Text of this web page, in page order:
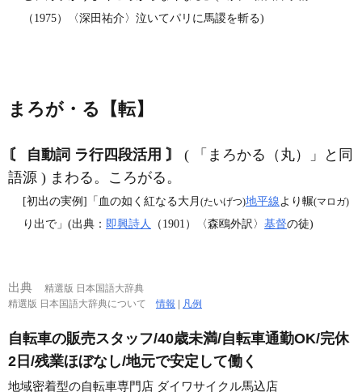
（1975）〈深田祐介〉泣いてパリに馬謖を斬る)
まろが・る【転】
〘 自動詞 ラ行四段活用 〙
( 「まろかる（丸）」と同
語源 ) まわる。ころがる。
[初出の実例]「血の如く紅なる大月 (たいげつ)地平線より輾(マロガ)
り出で」(出典： 即興詩人 （1901）〈森鴎外訳〉 基督の徒)
出典
精選版 日本国語大辞典
精選版 日本国語大辞典について情報 凡例
自転車の販売スタッフ/40歳未満/自転車通勤OK/完休
2日/残業ほぼなし/地元で安定して働く
地域密着型の自転車専門店 ダイワサイクル馬込店